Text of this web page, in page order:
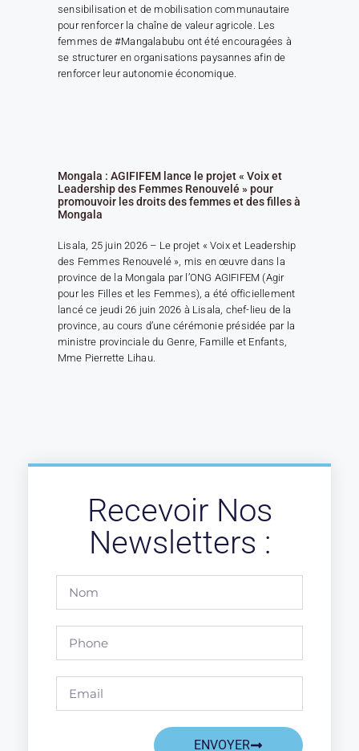
sensibilisation et de mobilisation communautaire
pour renforcer la chaîne de valeur agricole. Les
femmes de #Mangalabubu ont été encouragées à
se structurer en organisations paysannes afin de
renforcer leur autonomie économique.
Mongala : AGIFIFEM lance le projet « Voix et
Leadership des Femmes Renouvelé » pour
promouvoir les droits des femmes et des filles à
Mongala
Lisala, 25 juin 2026 – Le projet « Voix et Leadership
des Femmes Renouvelé », mis en œuvre dans la
province de la Mongala par l’ONG AGIFIFEM (Agir
pour les Filles et les Femmes), a été officiellement
lancé ce jeudi 26 juin 2026 à Lisala, chef-lieu de la
province, au cours d’une cérémonie présidée par la
ministre provinciale du Genre, Famille et Enfants,
Mme Pierrette Lihau.
Recevoir Nos
Newsletters :
ENVOYER